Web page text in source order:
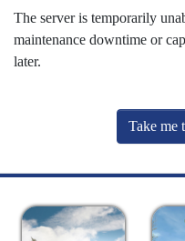
The server is temporarily
maintenance downtime or
later.
Take me